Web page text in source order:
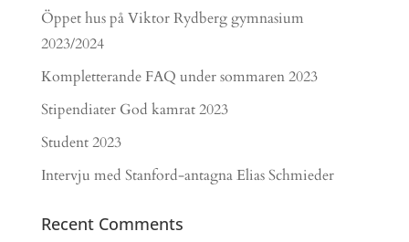
Öppet hus på Viktor Rydberg gymnasium
2023/2024
Kompletterande FAQ under sommaren 2023
Stipendiater God kamrat 2023
Student 2023
Intervju med Stanford-antagna Elias Schmieder
Recent Comments